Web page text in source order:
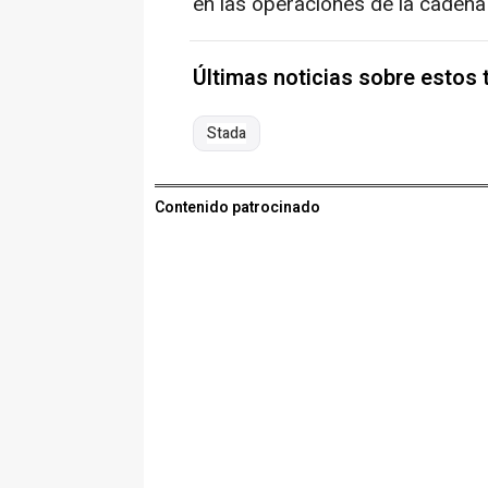
Últimas noticias sobre estos
Stada
Contenido patrocinado